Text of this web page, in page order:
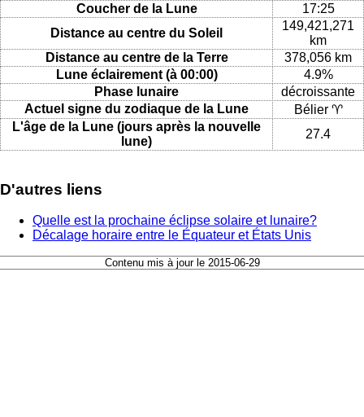
Coucher de la Lune
17:25
Distance au centre du Soleil
149,421,271
km
Distance au centre de la Terre
378,056 km
Lune éclairement (à 00:00)
4.9%
Phase lunaire
décroissante
Actuel signe du zodiaque de la Lune
Bélier ♈
L'âge de la Lune (jours après la nouvelle
lune)
27.4
D'autres liens
Quelle est la prochaine éclipse solaire et lunaire?
Décalage horaire entre le Équateur et États Unis
Contenu mis à jour le 2015-06-29